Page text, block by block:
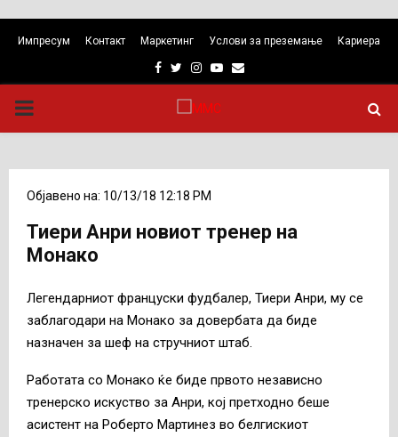
Импресум Контакт Маркетинг Услови за преземање Кариера
Facebook
TwitterInstagram
Youtube
Email
PRIMARY
Објавено на: 10/13/18 12:18 PM
Тиери Анри новиот тренер на
Монако
Легендарниот француски фудбалер, Тиери Анри, му се
заблагодари на Монако за довербата да биде
назначен за шеф на стручниот штаб.
Работата со Монако ќе биде првото независно
тренерско искуство за Анри, кој претходно беше
асистент на Роберто Мартинез во белгискиот